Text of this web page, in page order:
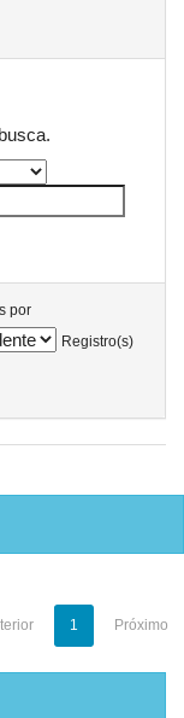
por
Registro(s)
1 Próximo